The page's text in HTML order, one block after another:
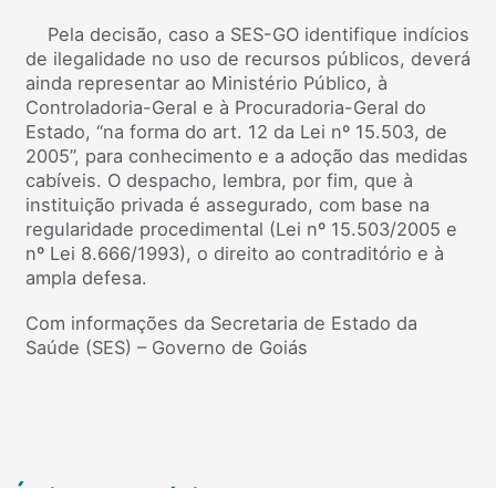
Pela decisão, caso a SES-GO identifique indícios
de ilegalidade no uso de recursos públicos, deverá
ainda representar ao Ministério Público, à
Controladoria-Geral e à Procuradoria-Geral do
Estado, “na forma do art. 12 da Lei nº 15.503, de
2005”, para conhecimento e a adoção das medidas
cabíveis. O despacho, lembra, por fim, que à
instituição privada é assegurado, com base na
regularidade procedimental (Lei nº 15.503/2005 e
nº Lei 8.666/1993), o direito ao contraditório e à
ampla defesa.
Com informações da Secretaria de Estado da
Saúde (SES) – Governo de Goiás